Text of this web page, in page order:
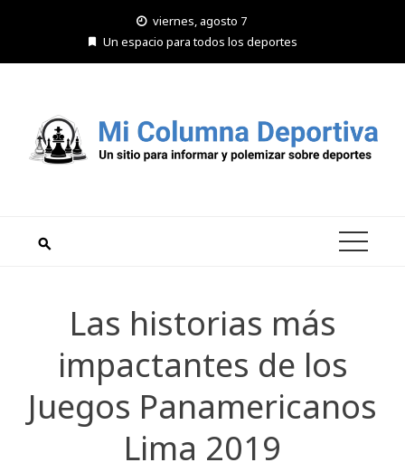
viernes, agosto 7
Un espacio para todos los deportes
Las historias más
impactantes de los
Juegos Panamericanos
Lima 2019